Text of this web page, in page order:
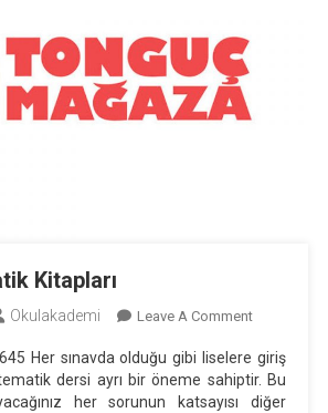
Kitapları
Okulakademi Leave A CommentOn
Matematik
Kitapları
Her sınavda olduğu gibi liselere giriş
dersi ayrı bir öneme sahiptir. Bu
her sorunun katsayısı diğer